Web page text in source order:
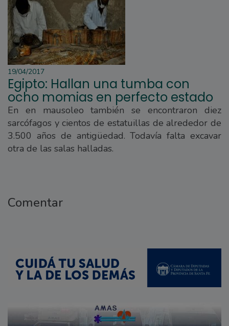
19/04/2017
Egipto: Hallan una tumba con
ocho momias en perfecto estado
En en mausoleo también se encontraron diez
sarcófagos y cientos de estatuillas de alrededor de
3.500 años de antigüedad. Todavía falta excavar
otra de las salas halladas.
Comentar